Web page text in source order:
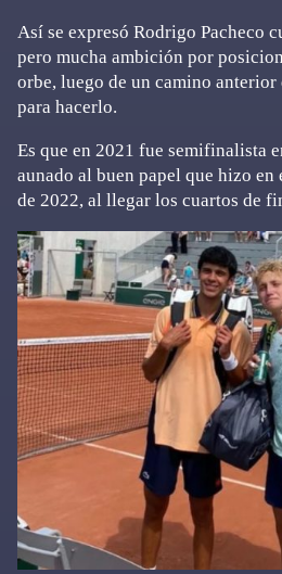
Así se expresó Rodrigo Pacheco
pero mucha ambición por
orbe, luego de un camino
para hacerlo.
Es que en 2021 fue semifinalista
aunado al buen papel que hizo
de 2022, al llegar los cuartos de